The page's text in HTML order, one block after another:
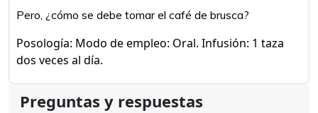
Pero, ¿cómo se debe tomar el café de brusca?
Posología: Modo de empleo: Oral. Infusión: 1 taza
dos veces al día.
Preguntas y respuestas